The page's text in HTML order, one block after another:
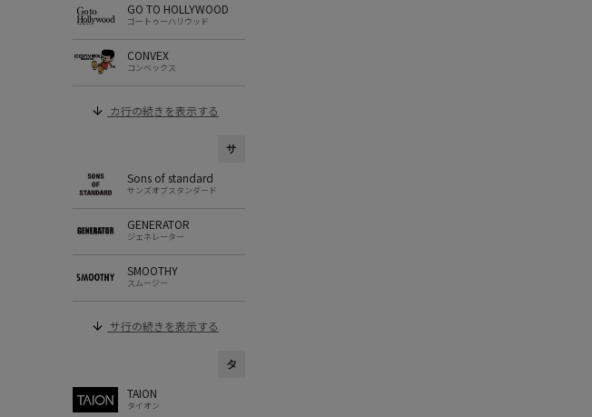
GO TO HOLLYWOOD
ゴートゥーハリウッド
CONVEX
コンベックス
カ行の続きを表示する
サ
Sons of standard
サンズオブスタンダード
GENERATOR
ジェネレーター
SMOOTHY
スムージー
サ行の続きを表示する
タ
TAION
タイオン